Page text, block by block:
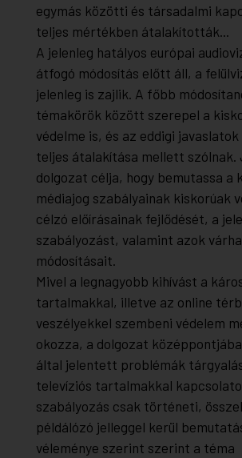
egymás közötti és társadalmi
teljes mértékben átalakították...
A jelenleg hatályos európai
átfogó módosítás előtt áll, a
jelenleg is zajlik. A főbb
témakörök között szerepel a
védelme is, és az eddigi
teljes átalakítása mellett szólnak.
dolgozat célja, hogy bemutassa a
médiajog szabályainak kiskorúak
célzó előírásainak fejlődését, a
szabályozást, valamint azok
módosításait.
Mivel a legnagyobb kihívást a
tartalmakkal, illetve az online
veszélyekkel szembeni védelem
okozza, a dolgozat
által jelentett problémák
televíziós tartalmakkal
szabályozás csak történeti,
példálózó jelleggel kerül
véleménye szerint szerint a téma